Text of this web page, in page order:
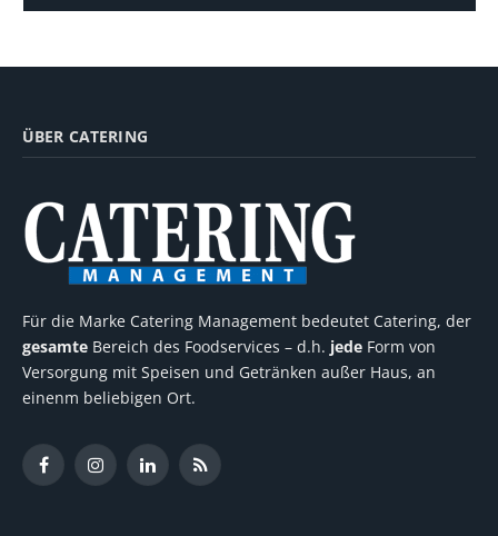
ÜBER CATERING
Für die Marke Catering Management bedeutet Catering, der
gesamte Bereich des Foodservices – d.h. jede Form von
Versorgung mit Speisen und Getränken außer Haus, an
einenm beliebigen Ort.
FacebookInstagramLinkedInRSS